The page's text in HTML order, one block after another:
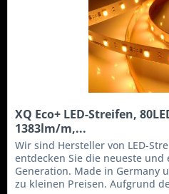
XQ Eco+ LED-Streifen,
1383lm/m,...
Wir sind Hersteller von LED-
entdecken Sie die neueste und
Generation. Made in Germany
zu kleinen Preisen. Aufgrund